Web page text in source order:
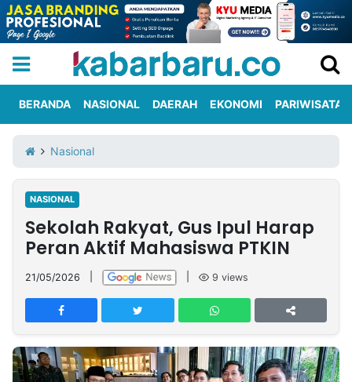
Iklan
Berita
Kami
Nasional
International
Olahraga
Entertainment
Daerah
Pariwisata
Kuliner
Kolom
Network
PT
TREETAN
MULTIMEDIA
INDONESIA
BERANDA NASIONAL DAERAH EKONOMI PARIWISATA
Nasional
NASIONAL
Sekolah Rakyat, Gus Ipul Harap
Peran Aktif Mahasiswa PTKIN
21/05/2026 9 views